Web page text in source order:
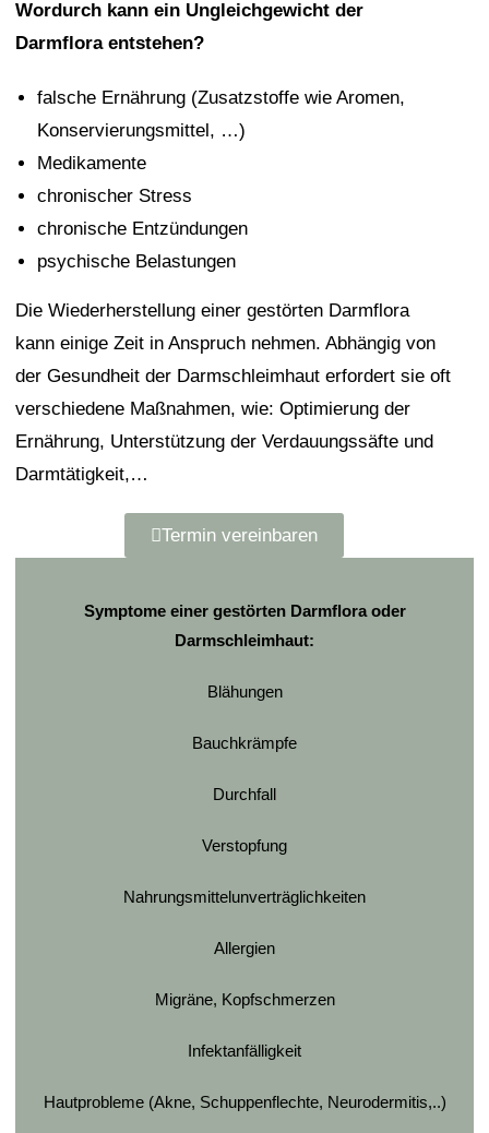
Wordurch kann ein Ungleichgewicht der
Darmflora entstehen?
falsche Ernährung (Zusatzstoffe wie Aromen,
Konservierungsmittel, …)
Medikamente
chronischer Stress
chronische Entzündungen
psychische Belastungen
Die Wiederherstellung einer gestörten Darmflora
kann einige Zeit in Anspruch nehmen. Abhängig von
der Gesundheit der Darmschleimhaut erfordert sie oft
verschiedene Maßnahmen, wie: Optimierung der
Ernährung, Unterstützung der Verdauungssäfte und
Darmtätigkeit,…
Termin vereinbaren
Symptome einer gestörten Darmflora oder
Darmschleimhaut:
Blähungen
Bauchkrämpfe
Durchfall
Verstopfung
Nahrungsmittelunverträglichkeiten
Allergien
Migräne, Kopfschmerzen
Infektanfälligkeit
Hautprobleme (Akne, Schuppenflechte, Neurodermitis,..)